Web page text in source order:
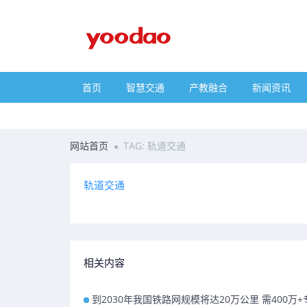
首页 智慧交通 产教融合 新闻资讯
网站首页 TAG: 轨道交通
轨道交通
相关内容
到2030年我国铁路网规模将达20万公里 需400万+